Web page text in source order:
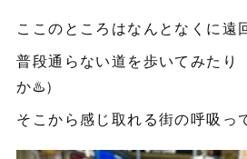
ここのところはなんとなくに遠
普段通らない道を歩いてみたり
か♨️）
そこから感じ取れる街の呼吸っ